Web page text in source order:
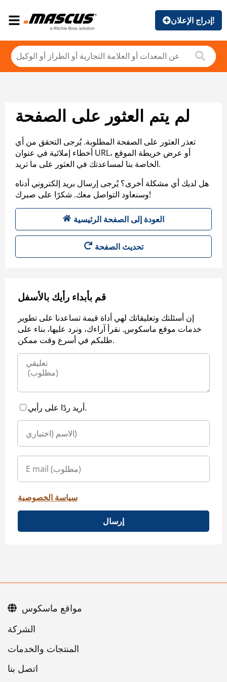
إدراج الإعلان!
لم يتم العثور على الصفحة
تعذر العثور على الصفحة المطلوبة. يُرجى التحقق من أي
أخطاء إملائية في عنوان URL، أو عرض خريطة الموقع
الخاصة بنا لمساعدتك في العثور على ما تريد.
هل لديك أي مشكلة أخرى؟ يُرجى إرسال بريد إلكتروني أدناه
وسنعاود التواصل معك. شكرًا على صبرك!
العودة إلى الصفحة الرئيسية
تحديث الصفحة
قم بأبداء رأيك بالأسفل
إن أسئلتك وتعليقاتك لهي أداة قيمة تساعدنا على تطوير
خدمات موقع ماسكوس. نقرأ آراءك، ونرد عليها، بناء على
طلبكم في أسرع وقت ممكن.
أريد ردًا على رأيي.
سياسة الخصوصية
إرسال
اتصل بنا
مواقع ماسكوس